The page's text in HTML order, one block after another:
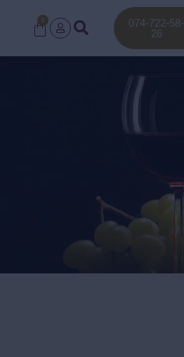
074-722-58-
26
0